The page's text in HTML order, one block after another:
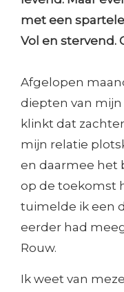
met een
Vol en stervend.
Afgelopen
diepten van
klinkt dat
mijn relatie
en daarmee het
op de toekomst
tuimelde ik een
eerder had
Rouw.
Ik weet van